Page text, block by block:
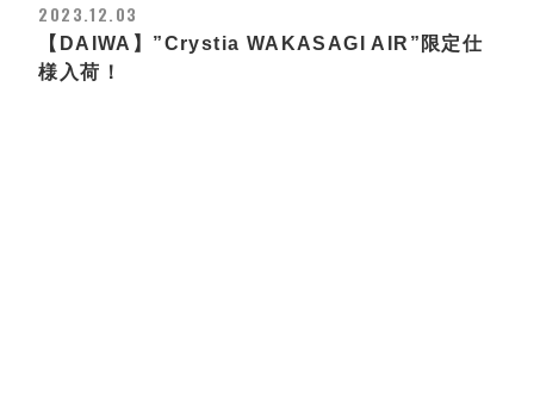
2023.12.03
【DAIWA】”Crystia WAKASAGI AIR”限定仕
様入荷！